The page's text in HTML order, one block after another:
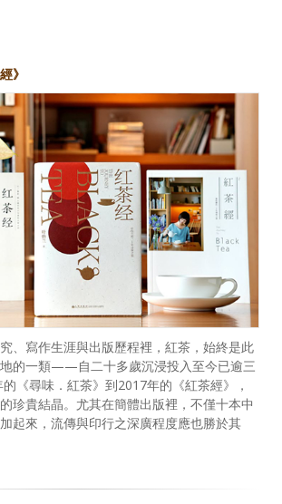
》
、寫作生涯與出版歷程裡，紅茶，始終是此
的一類——自二十多歲沉浸投入至今已逾三
《尋味．紅茶》到2017年的《紅茶經》，
珍貴結晶。尤其在簡體出版裡，不僅十本中
起來，流傳與印行之深廣程度應也勝於其